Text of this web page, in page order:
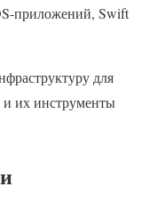
приложений, Swift
для
и их инструменты